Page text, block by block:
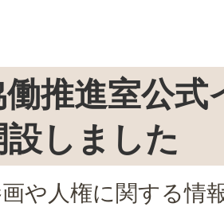
推進室公式
しました
や人権に関する情